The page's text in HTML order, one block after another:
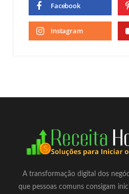
Facebook
Instagram
A transformação digital dos
que pessoas comuns consigam